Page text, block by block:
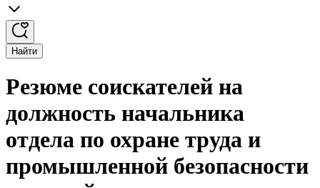
Найти
Резюме соискателей на
должность начальника
отдела по охране труда и
промышленной безопасности